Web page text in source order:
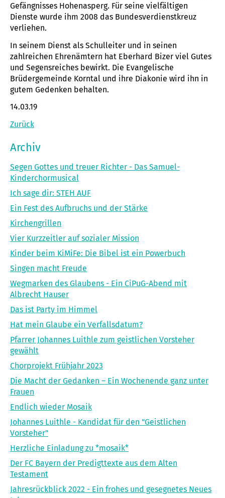
Gefängnisses Hohenasperg. Für seine vielfältigen
Dienste wurde ihm 2008 das Bundesverdienstkreuz
verliehen.
In seinem Dienst als Schulleiter und in seinen
zahlreichen Ehrenämtern hat Eberhard Bizer viel Gutes
und Segensreiches bewirkt. Die Evangelische
Brüdergemeinde Korntal und ihre Diakonie wird ihn in
gutem Gedenken behalten.
14.03.19
Zurück
Archiv
Segen Gottes und treuer Richter - Das Samuel-
Kinderchormusical
Ich sage dir: STEH AUF
Ein Fest des Aufbruchs und der Stärke
Kirchengrillen
Vier Kurzzeitler auf sozialer Mission
Kinder beim KiMiFe: Die Bibel ist ein Powerbuch
Singen macht Freude
Wegmarken des Glaubens - Ein CiPuG-Abend mit
Albrecht Hauser
Das ist Party im Himmel
Hat mein Glaube ein Verfallsdatum?
Pfarrer Johannes Luithle zum geistlichen Vorsteher
gewählt
Chorprojekt Frühjahr 2023
Die Macht der Gedanken – Ein Wochenende ganz unter
Frauen
Endlich wieder Mosaik
Johannes Luithle - Kandidat für den "Geistlichen
Vorsteher"
Herzliche Einladung zu *mosaik*
Der FC Bayern der Predigttexte aus dem Alten
Testament
Jahresrückblick 2022 - Ein frohes und gesegnetes Neues